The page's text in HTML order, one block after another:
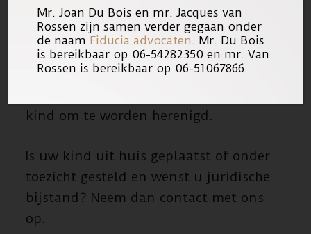
van een thuisplaatsing te
aanvaarden, concludeerde het Hof dat
de uithuisplaatsing een inbreuk is op
het recht op gezinsleven ex artikel 8
kind om te worden herenigd.
Is uw kind uit huis geplaatst of onder
toezicht gesteld en wenst u juridische
bijstand? Neem dan contact met ons
op.
Mr. Joan Du Bois en mr. Jacques van
Rossen zijn samen verder gegaan onder
de naam Fiducia advocaten . Mr. Du Bois
is bereikbaar op 06-54282350 en mr. Van
Rossen is bereikbaar op 06-51067866.